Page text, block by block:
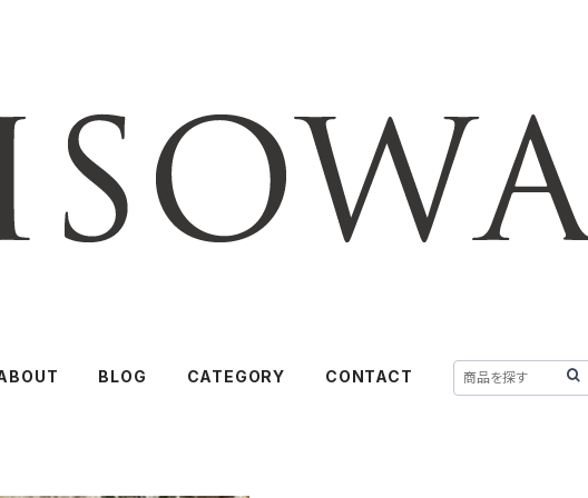
BLOG CATEGORY CONTACT